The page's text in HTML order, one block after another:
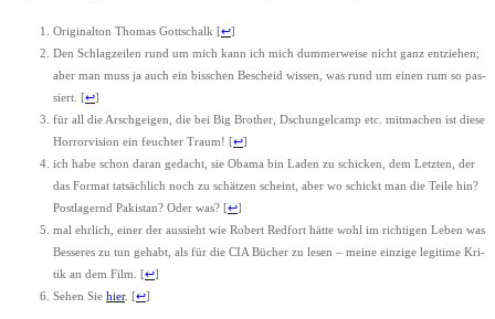
Ori­gi­nal­ton Tho­mas Gott­schalk [↩]
Den Schlag­zei­len rund um mich kann ich mich dum­mer­wei­se nicht ganz ent­zie­hen;
aber man muss ja auch ein biss­chen Bescheid wis­sen, was rund um einen rum so pas­
siert. [↩]
für all die Arsch­gei­gen, die bei Big Brot­her, Dschun­gel­camp etc. mit­ma­chen ist die­se
Hor­ror­vi­si­on ein feuch­ter Traum! [↩]
ich habe schon dar­an gedacht, sie Oba­ma bin Laden zu schi­cken, dem Letz­ten, der
das For­mat tat­säch­lich noch zu schät­zen scheint, aber wo schickt man die Tei­le hin?
Post­la­gernd Paki­stan? Oder was? [↩]
mal ehr­lich, einer der aus­sieht wie Robert Red­fort hät­te wohl im rich­ti­gen Leben was
Bes­se­res zu tun gehabt, als für die CIA Bücher zu lesen – mei­ne ein­zi­ge legi­ti­me Kri­
tik an dem Film. [↩]
Sehen Sie hier. [↩]